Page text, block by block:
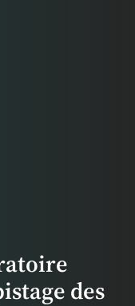
des